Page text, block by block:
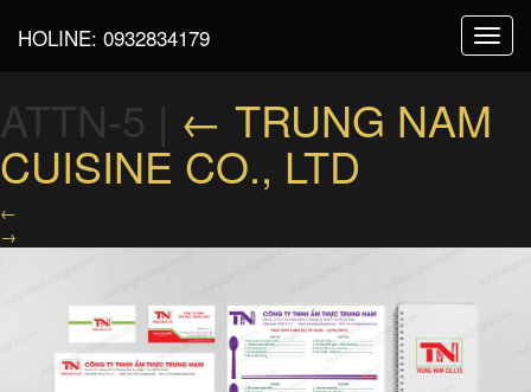
HOLINE: 0932834179
ATTN-5 | ← TRUNG NAM
CUISINE CO., LTD
←
→